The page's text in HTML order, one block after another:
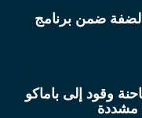
ضمن برنامج
وصول 840 شاحنة وقود إلى باماكو
مشددة